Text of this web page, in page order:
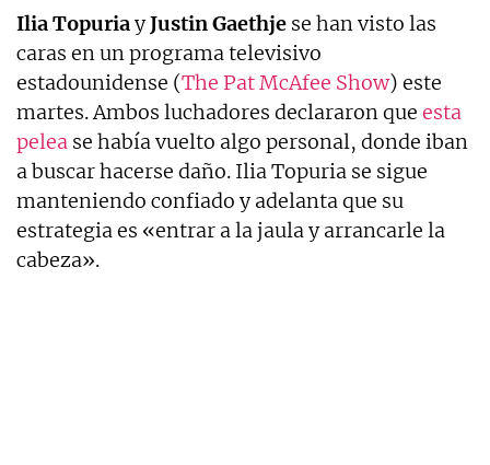
Ilia TopuriayJustin Gaethje se han visto las
caras en un programa televisivo
estadounidense (The Pat McAfee Show) este
martes. Ambos luchadores declararon que esta
pelea se había vuelto algo personal, donde iban
a buscar hacerse daño. Ilia Topuria se sigue
manteniendo confiado y adelanta que su
estrategia es «entrar a la jaula y arrancarle la
cabeza».